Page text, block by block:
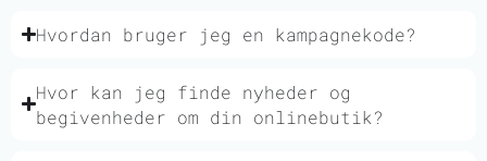
Hvordan bruger jeg en kampagnekode?
Hvor kan jeg finde nyheder og
begivenheder om din onlinebutik?